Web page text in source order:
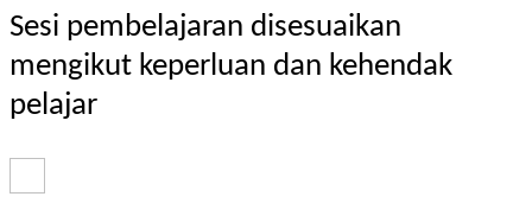
Sesi pembelajaran disesuaikan
mengikut keperluan dan kehendak
pelajar